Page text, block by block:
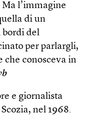
l’immagine
di un
bordi del
per parlargli,
che conosceva in
e giornalista
nel 1968.